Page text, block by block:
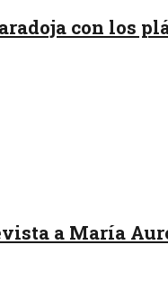
con los
a María